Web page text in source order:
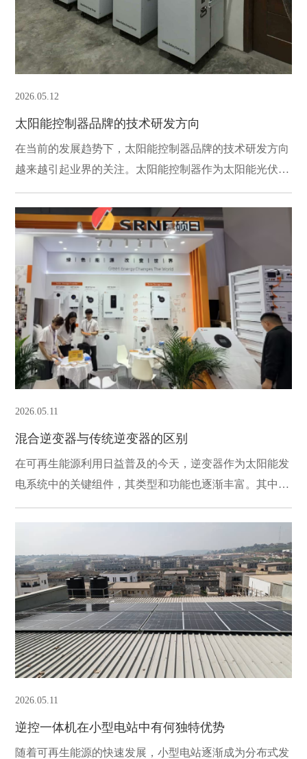
2026.05.12
太阳能控制器品牌的技术研发方向
在当前的发展趋势下，太阳能控制器品牌的技术研发方向
越来越引起业界的关注。太阳能控制器作为太阳能光伏系
统中的重要组成部分，其技术进步将直接影响到整个系统
的性能和可持续性。
2026.05.11
混合逆变器与传统逆变器的区别
在可再生能源利用日益普及的今天，逆变器作为太阳能发
电系统中的关键组件，其类型和功能也逐渐丰富。其中，
混合逆变器与传统逆变器的区别尤为引人注目。了解这两
种逆变器的特性，对选择适合自己需求的逆变器具有重要
2026.05.11
逆控一体机在小型电站中有何独特优势
随着可再生能源的快速发展，小型电站逐渐成为分布式发